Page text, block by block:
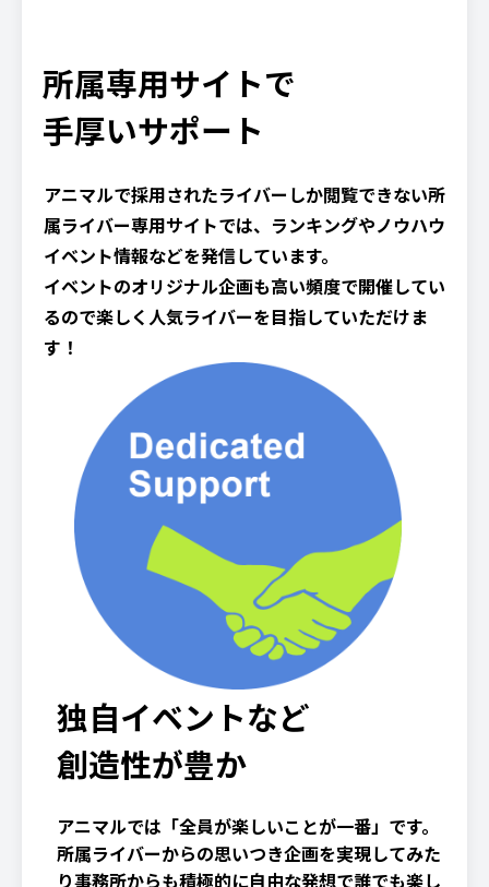
所属専用サイトで
手厚いサポート
アニマルで採用されたライバーしか閲覧できない所
属ライバー専用サイトでは、ランキングやノウハウ
イベント情報などを発信しています。
イベントのオリジナル企画も高い頻度で開催してい
るので楽しく人気ライバーを目指していただけま
す！
独自イベントなど
創造性が豊か
アニマルでは「全員が楽しいことが一番」です。
所属ライバーからの思いつき企画を実現してみた
り事務所からも積極的に自由な発想で誰でも楽し